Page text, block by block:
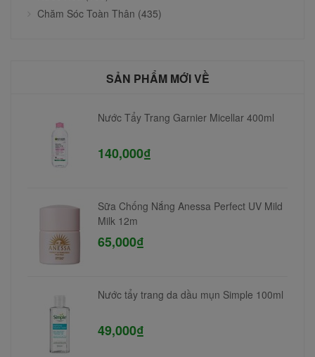
Chăm Sóc Toàn Thân (435)
SẢN PHẨM MỚI VỀ
Nước Tẩy Trang Garnier Micellar 400ml
140,000₫
Sữa Chống Nắng Anessa Perfect UV Mild
Milk 12m
65,000₫
Nước tẩy trang da dầu mụn Simple 100ml
49,000₫